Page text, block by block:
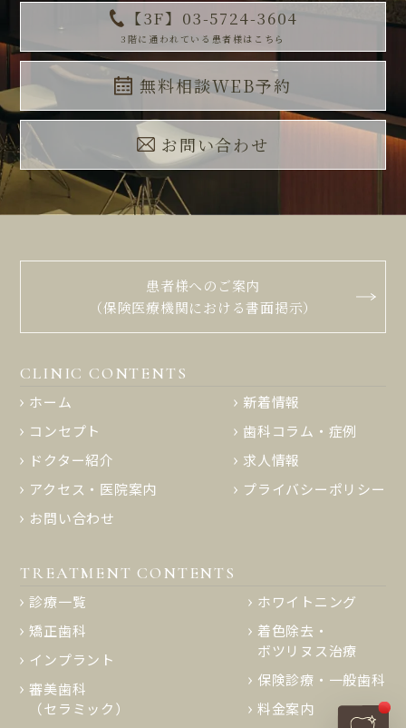
【3F】03-5724-3604
3階に通われている患者様はこちら
無料相談WEB予約
お問い合わせ
患者様へのご案内
（保険医療機関における書面掲示）
CLINIC CONTENTS
ホーム
コンセプト
ドクター紹介
アクセス・医院案内
お問い合わせ
新着情報
歯科コラム・症例
求人情報
プライバシーポリシー
TREATMENT CONTENTS
診療一覧
矯正歯科
インプラント
審美歯科
（セラミック）
ホワイトニング
着色除去・
ボツリヌス治療
保険診療・一般歯科
料金案内